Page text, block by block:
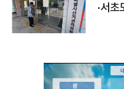
·서